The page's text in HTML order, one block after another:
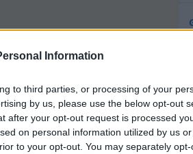
Information
to third parties, or processing of your
by us, please use the below opt-out
after your opt-out request is processed
on personal information utilized by us
to your opt-out. You may separately